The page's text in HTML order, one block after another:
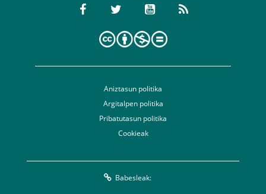
Aniztasun politika
Argitalpen politika
Pribatutasun politika
Cookieak
Babesleak: